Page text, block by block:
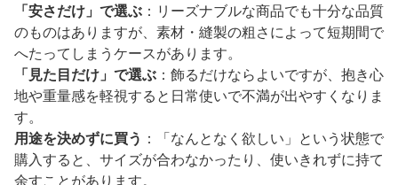
「安さだけ」で選ぶ ：リーズナブルな商品でも十分な品質
のものはありますが、素材・縫製の粗さによって短期間で
へたってしまうケースがあります。
「見た目だけ」で選ぶ ：飾るだけならよいですが、抱き心
地や重量感を軽視すると日常使いで不満が出やすくなりま
す。
用途を決めずに買う ：「なんとなく欲しい」という状態で
購入すると、サイズが合わなかったり、使いきれずに持て
余すことがあります。